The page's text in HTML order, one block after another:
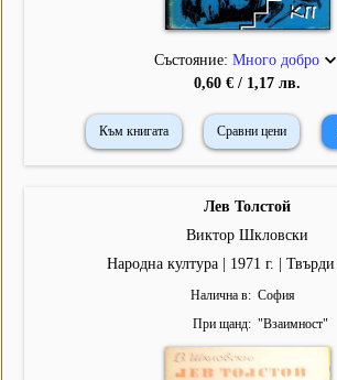
Състояние: Много добро
0,60 € / 1,17 лв.
Към книгата Сравни цени
Лев Толстой
Виктор Шкловски
Народна култура | 1971 г. |
Налична в
София
При щанд
"Взаимност"